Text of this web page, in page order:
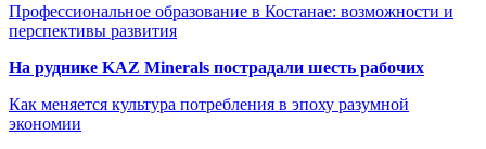
Профессиональное образование в Костанае: возможности и
перспективы развития
На руднике KAZ Minerals пострадали шесть рабочих
Как меняется культура потребления в эпоху разумной
экономии